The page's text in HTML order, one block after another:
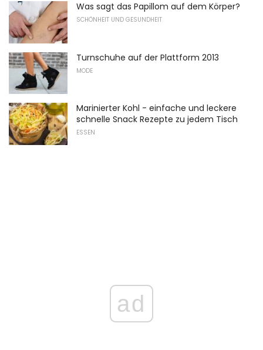
Was sagt das Papillom auf dem Körper?
SCHÖNHEIT UND GESUNDHEIT
Turnschuhe auf der Plattform 2013
MODE
Marinierter Kohl - einfache und leckere
schnelle Snack Rezepte zu jedem Tisch
ESSEN
ad